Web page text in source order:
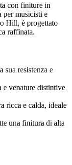
con finiture in
per musicisti e
Hill, è progettato
raffinata.
sua resistenza e
e venature distintive
ricca e calda, ideale
una finitura di alta